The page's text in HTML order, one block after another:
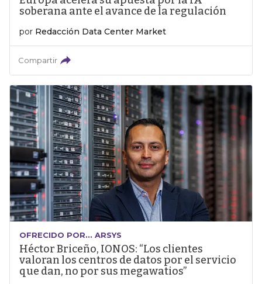
soberana ante el avance de la regulación
por Redacción Data Center Market
Compartir
OFRECIDO POR... ARSYS
Héctor Briceño, IONOS: “Los clientes
valoran los centros de datos por el servicio
que dan, no por sus megawatios”